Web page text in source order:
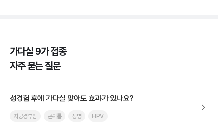
가다실 9가 접종
자주 묻는 질문
성경험 후에 가다실 맞아도 효과가 있나요?
자궁경부암 곤지름 성병 HPV